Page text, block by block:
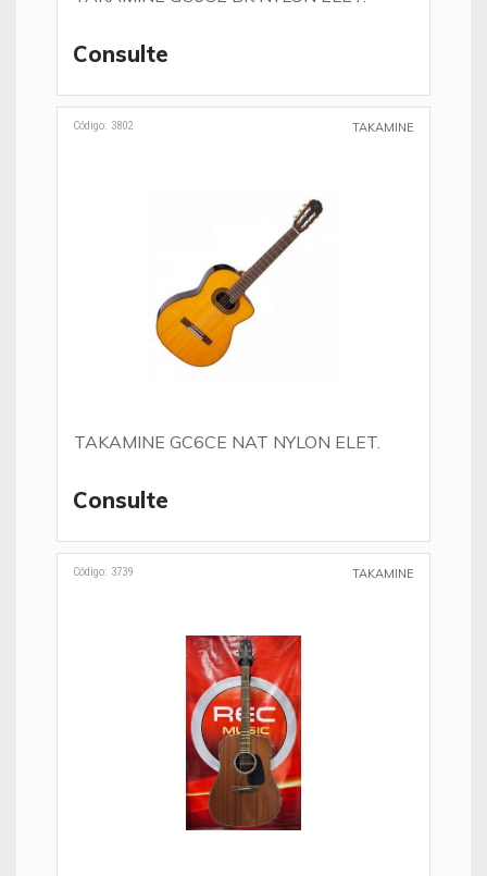
Consulte
Código: 3802 TAKAMINE
TAKAMINE GC6CE NAT NYLON ELET.
Consulte
Código: 3739 TAKAMINE